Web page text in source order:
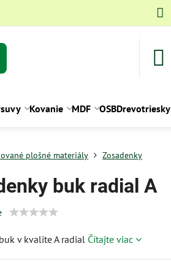
Kovanie MDF OSBDrevotriesky
plošné materiály Zosadenky
buk radial A
v kvalite A radial Čítajte viac